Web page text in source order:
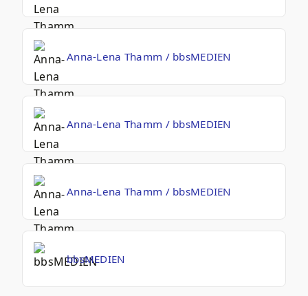
Anna-Lena Thamm / bbsMEDIEN
Anna-Lena Thamm / bbsMEDIEN
Anna-Lena Thamm / bbsMEDIEN
bbsMEDIEN